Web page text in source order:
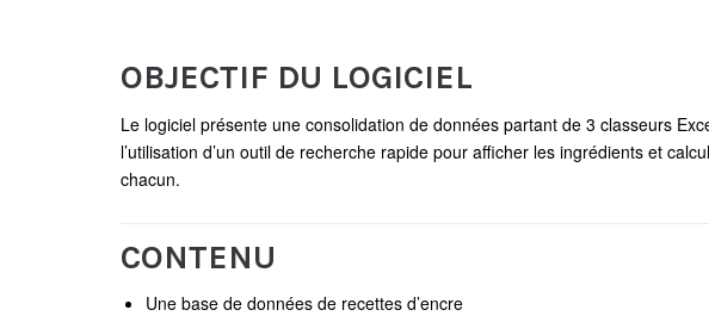
OBJECTIF DU LOGICIEL
Le logiciel présente une consolidation de données partant de 3 classeurs
l’utilisation d’un outil de recherche rapide pour afficher les ingrédients et
chacun.
CONTENU
Une base de données de recettes d’encre